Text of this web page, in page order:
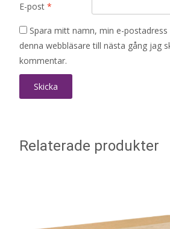
E-post *
Spara mitt namn, min e-
denna webbläsare till nästa gång jag
kommentar.
Relaterade produkter